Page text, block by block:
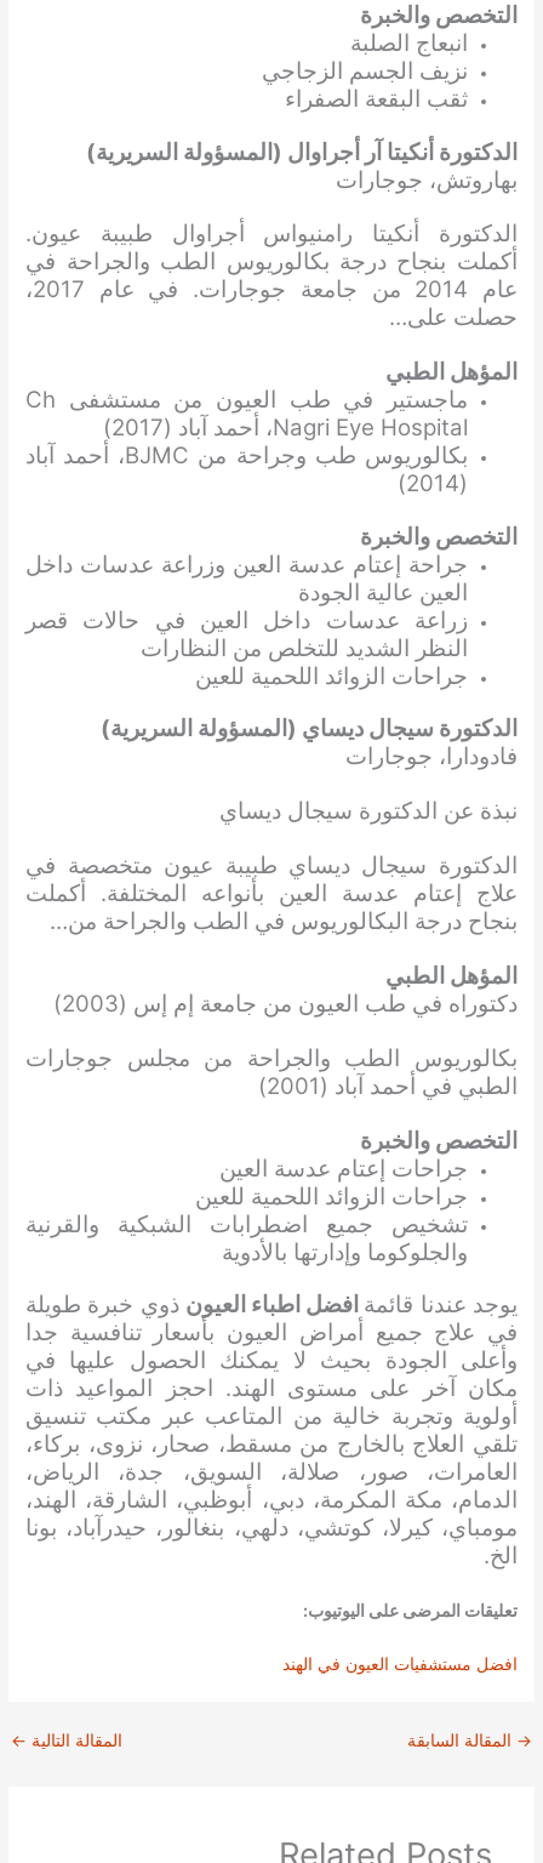
التخصص والخبرة
انبعاج الصلبة
نزيف الجسم الزجاجي
ثقب البقعة الصفراء
الدكتورة أنكيتا آر أجراوال (المسؤولة السريرية)
بهاروتش، جوجارات
الدكتورة أنكيتا رامنيواس أجراوال طبيبة عيون.
أكملت بنجاح درجة بكالوريوس الطب والجراحة في
عام 2014 من جامعة جوجارات. في عام 2017،
حصلت على…
المؤهل الطبي
ماجستير في طب العيون من مستشفى Ch
Nagri Eye Hospital، أحمد آباد (2017)
بكالوريوس طب وجراحة من BJMC، أحمد آباد
(2014)
التخصص والخبرة
جراحة إعتام عدسة العين وزراعة عدسات داخل
العين عالية الجودة
زراعة عدسات داخل العين في حالات قصر
النظر الشديد للتخلص من النظارات
جراحات الزوائد اللحمية للعين
الدكتورة سيجال ديساي (المسؤولة السريرية)
فادودارا، جوجارات
نبذة عن الدكتورة سيجال ديساي
الدكتورة سيجال ديساي طبيبة عيون متخصصة في
علاج إعتام عدسة العين بأنواعه المختلفة. أكملت
بنجاح درجة البكالوريوس في الطب والجراحة من…
المؤهل الطبي
دكتوراه في طب العيون من جامعة إم إس (2003)
بكالوريوس الطب والجراحة من مجلس جوجارات
الطبي في أحمد آباد (2001)
التخصص والخبرة
جراحات إعتام عدسة العين
جراحات الزوائد اللحمية للعين
تشخيص جميع اضطرابات الشبكية والقرنية
والجلوكوما وإدارتها بالأدوية
يوجد عندنا قائمة افضل اطباء العيون ذوي خبرة طويلة
في علاج جميع أمراض العيون بأسعار تنافسية جدا
وأعلى الجودة بحيث لا يمكنك الحصول عليها في
مكان آخر على مستوى الهند. احجز المواعيد ذات
أولوية وتجربة خالية من المتاعب عبر مكتب تنسيق
تلقي العلاج بالخارج من مسقط، صحار، نزوى، بركاء،
العامرات، صور، صلالة، السويق، جدة، الرياض،
الدمام، مكة المكرمة، دبي، أبوظبي، الشارقة، الهند،
مومباي، كيرلا، كوتشي، دلهي، بنغالور، حيدرآباد، بونا
الخ.
تعليقات المرضى على اليوتيوب:
افضل مستشفيات العيون في الهند
→ المقالة السابقة المقالة التالية ←
Related Posts